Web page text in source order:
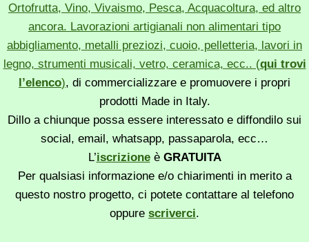
Ortofrutta, Vino, Vivaismo, Pesca, Acquacoltura, ed altro
ancora. Lavorazioni artigianali non alimentari tipo
abbigliamento, metalli preziozi, cuoio, pelletteria, lavori in
legno, strumenti musicali, vetro, ceramica, ecc.. (qui trovi
l’elenco), di commercializzare e promuovere i propri
prodotti Made in Italy.
Dillo a chiunque possa essere interessato e diffondilo sui
social, email, whatsapp, passaparola, ecc…
L’iscrizioneè GRATUITA
Per qualsiasi informazione e/o chiarimenti in merito a
questo nostro progetto, ci potete contattare al telefono
oppure scriverci.